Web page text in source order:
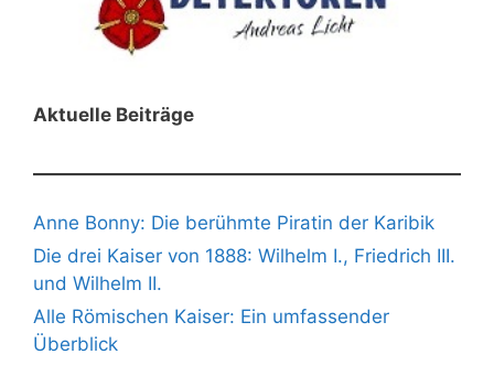
Aktuelle Beiträge
Anne Bonny: Die berühmte Piratin der Karibik
Die drei Kaiser von 1888: Wilhelm I., Friedrich III.
und Wilhelm II.
Alle Römischen Kaiser: Ein umfassender
Überblick